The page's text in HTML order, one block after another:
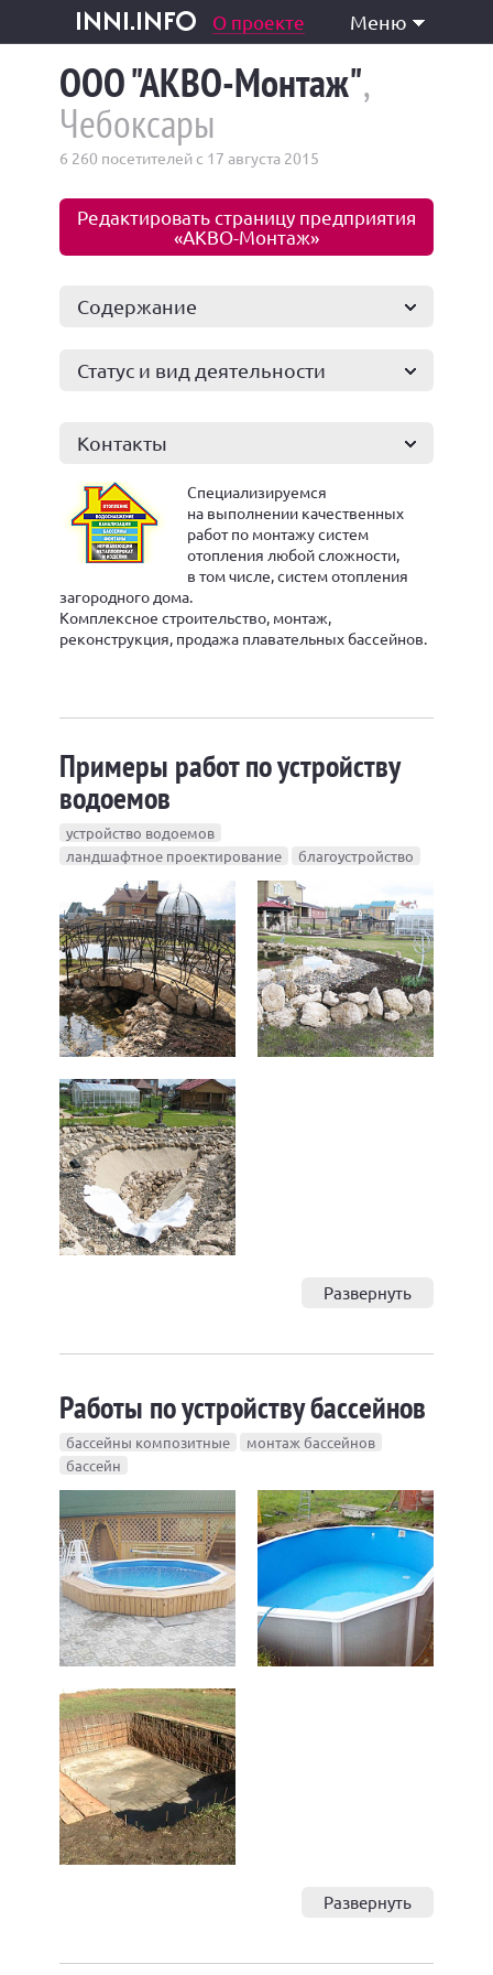
inni.info
и услуги О проекте Меню
ООО "АКВО-Монтаж",
Чебоксары
6 260 посетителей с 17 августа 2015
Редактировать страницу предприятия
«АКВО-Монтаж»
Содержание
Статус и вид деятельности
Контакты
Специализируемся
на выполнении качественных
работ по монтажу систем
отопления любой сложности,
в том числе, систем отопления
загородного дома.
Комплексное строительство, монтаж,
реконструкция, продажа плавательных бассейнов.
Примеры работ по устройству
водоемов
устройство водоемов
ландшафтное проектирование
благоустройство
Развернуть
Работы по устройству бассейнов
бассейны композитные
монтаж бассейнов
бассейн
Развернуть